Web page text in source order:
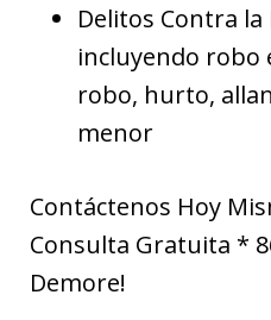
Delitos Contra
incluyendo robo
robo, hurto,
menor
Contáctenos Hoy
Consulta Gratuita *
Demore!